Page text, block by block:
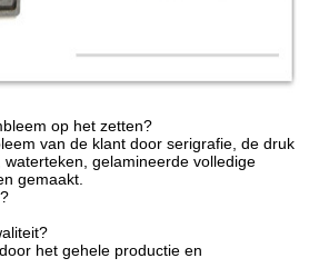
op het zetten?
van de klant door serigrafie, de druk
gelamineerde volledige
gemaakt.
het gehele productie en